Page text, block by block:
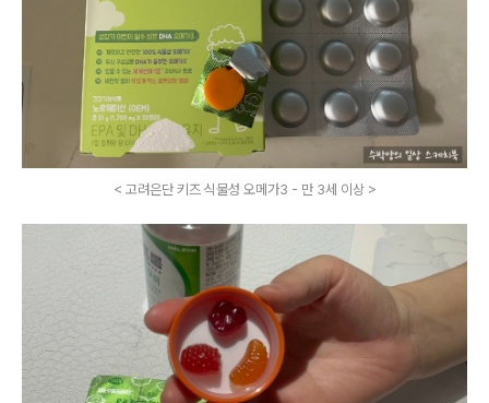
< 고려은단 키즈 식물성 오메가3 - 만 3세 이상 >